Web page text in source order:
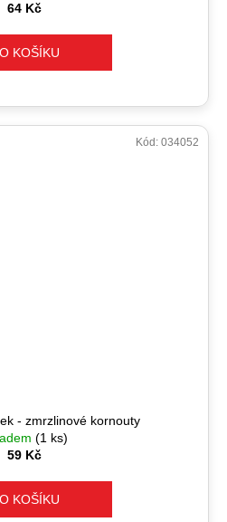
64 Kč
KOŠÍKU
- zmrzlinové kornouty
(1 ks)
59 Kč
KOŠÍKU
Kód: 034052